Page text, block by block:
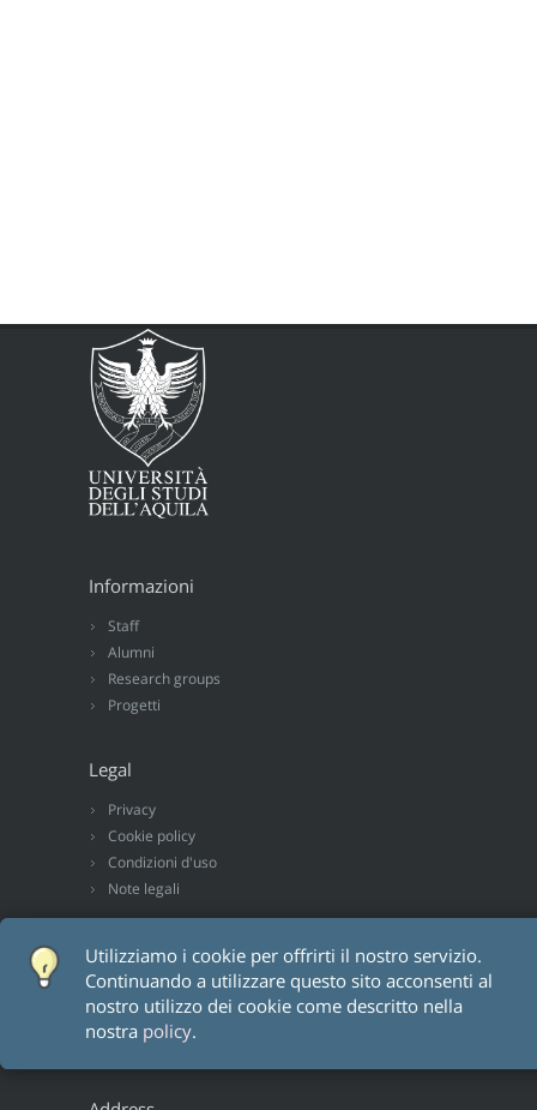
Informazioni
Staff
Alumni
Research groups
Progetti
Legal
Privacy
Cookie policy
Condizioni d'uso
Note legali
Risorse
Modules and Forms
Internal
Utilizziamo i cookie per offrirti il ​​nostro servizio.
Continuando a utilizzare questo sito acconsenti al
nostro utilizzo dei cookie come descritto nella
nostra policy.